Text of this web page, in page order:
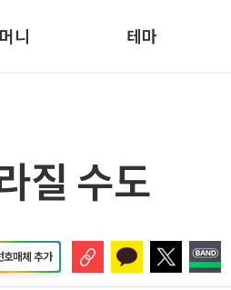
머니 테마
질 수도
호매체 추가